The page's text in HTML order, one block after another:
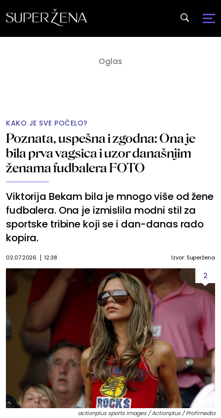
KAKO JE SVE POČELO?
Poznata, uspešna i zgodna: Ona je
bila prva vagsica i uzor današnjim
ženama fudbalera FOTO
Viktorija Bekam bila je mnogo više od žene
fudbalera. Ona je izmislila modni stil za
sportske tribine koji se i dan-danas rado
kopira.
02.07.2026. 12:38 Izvor: Superžena
2
actionplus sports images / Actionplus / Profimedia